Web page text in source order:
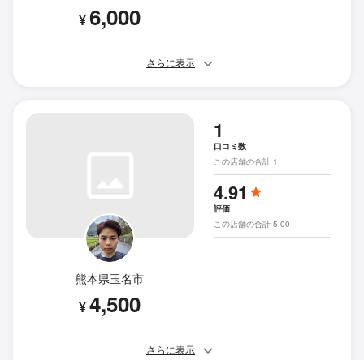
¥6,000
さらに表示
熊本県玉名市
¥4,500
1
口コミ数
この店舗の合計 1
4.91
評価
この店舗の合計 5.00
さらに表示